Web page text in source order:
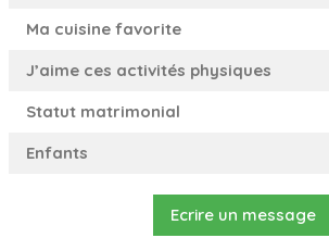
Ma cuisine favorite
J’aime ces activités physiques
Statut matrimonial
Enfants
Ecrire un message